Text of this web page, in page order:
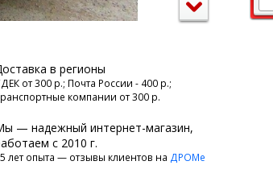
в регионы
от 300 р.; Почта России - 400 р.;
компании от 300 р.
— надежный интернет-магазин,
с 2010 г.
лет опыта — отзывы клиентов на ДРОМе